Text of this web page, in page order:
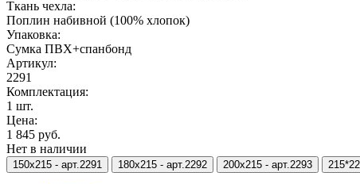
Ткань чехла:
Поплин набивной (100% хлопок)
Упаковка:
Сумка ПВХ+спанбонд
Артикул:
2291
Комплектация:
1 шт.
Цена:
1 845 руб.
Нет в наличии
150х215 - арт.2291 180х215 - арт.2292 200х215 - арт.2293